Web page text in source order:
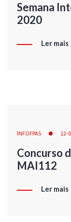
Semana
2020
Ler mais
INFOFPAS 12-
Concurso
MAI112
Ler mais